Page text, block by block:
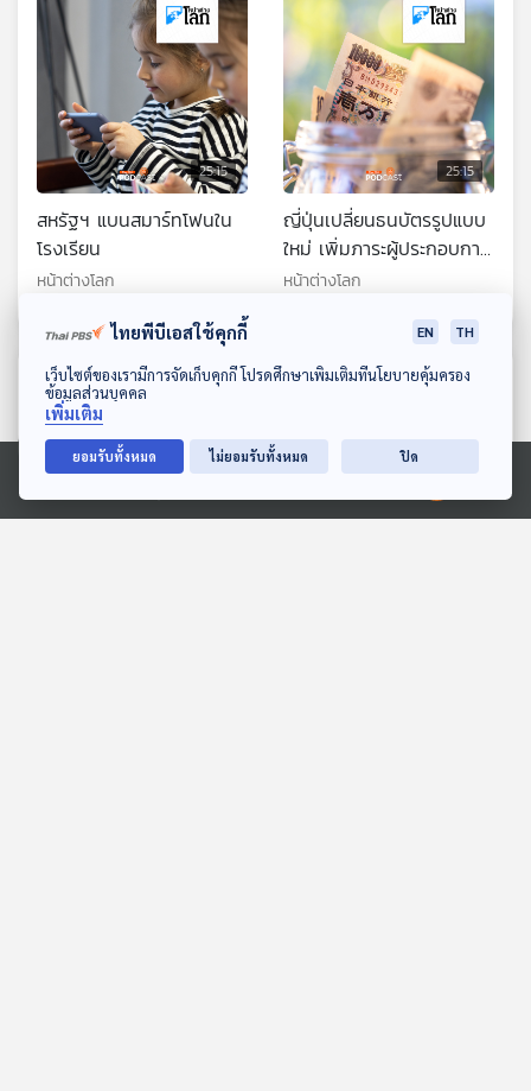
ดาวน์โหลด Thai PBS Podcast Application
Ⓒ 2020 องค์การกระจายเสียงและแพร่ภาพสาธารณะแห่งประเทศไทย
25:15
สหรัฐฯ แบนสมาร์ทโฟนใน
โรงเรียน
หน้าต่างโลก
25:15
ญี่ปุ่นเปลี่ยนธนบัตรรูปแบบ
ใหม่ เพิ่มภาระผู้ประกอบการ
รายย่อย
หน้าต่างโลก
ตอนที่เกี่ยวข้อง
ไทยพีบีเอสใช้คุกกี้ EN TH
เว็บไซต์ของเรามีการจัดเก็บคุกกี้ โปรดศึกษาเพิ่มเติมที่นโยบายคุ้มครอง
ข้อมูลส่วนบุคคล
เพิ่มเติม
ยอมรับทั้งหมด ไม่ยอมรับทั้งหมด ปิด